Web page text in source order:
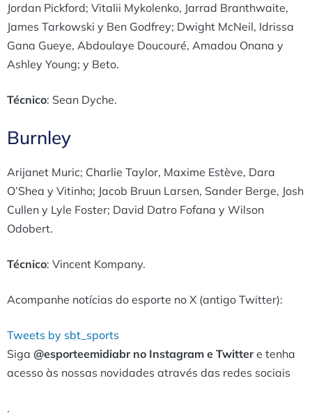
Jordan Pickford; Vitalii Mykolenko, Jarrad Branthwaite,
James Tarkowski y Ben Godfrey; Dwight McNeil, Idrissa
Gana Gueye, Abdoulaye Doucouré, Amadou Onana y
Ashley Young; y Beto.
Técnico: Sean Dyche.
Burnley
Arijanet Muric; Charlie Taylor, Maxime Estève, Dara
O’Shea y Vitinho; Jacob Bruun Larsen, Sander Berge, Josh
Cullen y Lyle Foster; David Datro Fofana y Wilson
Odobert.
Técnico: Vincent Kompany.
Acompanhe notícias do esporte no X (antigo Twitter):
Tweets by sbt_sports
Siga @esporteemidiabr no Instagram e Twittere tenha
acesso às nossas novidades através das redes sociais
.